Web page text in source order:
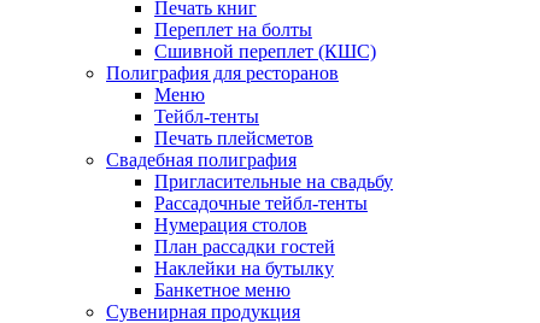
Печать книг
Переплет на болты
Сшивной переплет (КШС)
Полиграфия для ресторанов
Меню
Тейбл-тенты
Печать плейсметов
Свадебная полиграфия
Пригласительные на свадьбу
Рассадочные тейбл-тенты
Нумерация столов
План рассадки гостей
Наклейки на бутылку
Банкетное меню
Сувенирная продукция